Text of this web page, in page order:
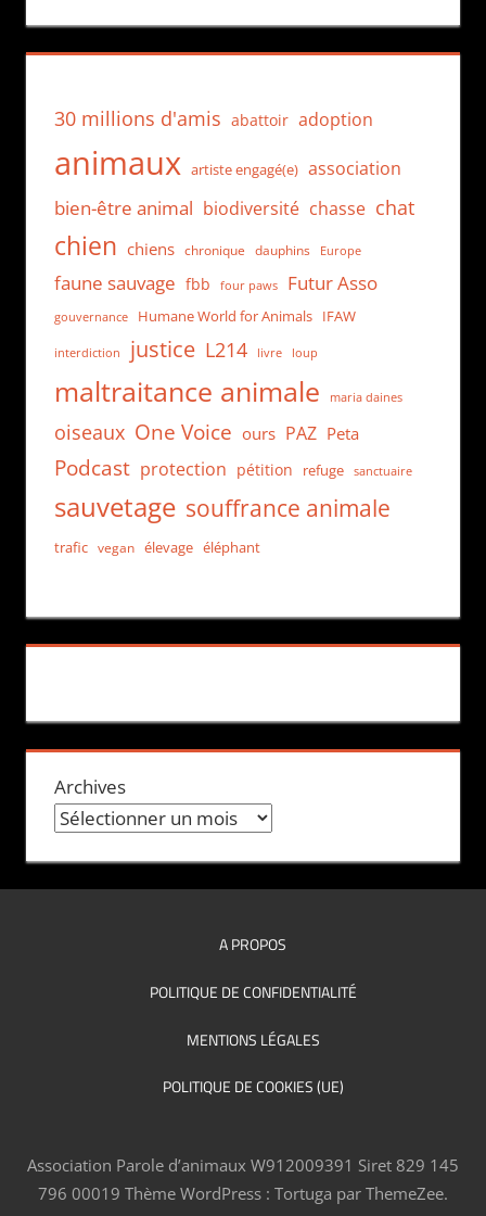
30 millions d'amis abattoir adoption
animaux artiste engagé(e) association
bien-être animal biodiversité chasse chat
chien chiens chronique dauphins Europe
faune sauvage fbb four paws Futur Asso
gouvernance Humane World for Animals IFAW
interdiction justice L214 livre loup
maltraitance animale maria daines
oiseaux One Voice ours PAZ Peta
Podcast protection pétition refuge sanctuaire
sauvetage souffrance animale
trafic vegan élevage éléphant
Archives
A PROPOS
POLITIQUE DE CONFIDENTIALITÉ
MENTIONS LÉGALES
POLITIQUE DE COOKIES (UE)
Association Parole d’animaux W912009391 Siret 829 145
796 00019 Thème WordPress : Tortuga par ThemeZee.